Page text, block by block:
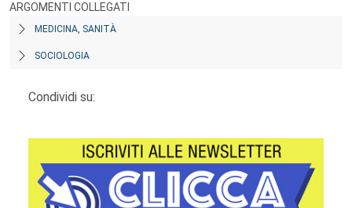
ARGOMENTI COLLEGATI
MEDICINA, SANITÀ
SOCIOLOGIA
Condividi su: